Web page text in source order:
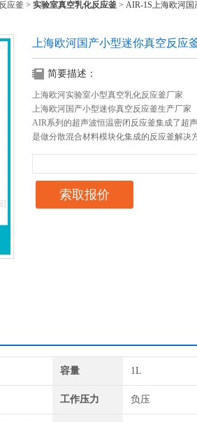
应釜 > 实验室真空乳化反应釜 > AIR-1S上海欧河
上海欧河国产小型迷你真空反应
简要描述：
上海欧河实验室小型真空乳化反应釜厂家
上海欧河国产小型迷你真空反应釜生产厂家
AIR系列的超声波恒温密闭反应釜集成了超
是做分散混合材料模块化集成的反应釜解决
索取报价
容量 1L
工作压力 负压